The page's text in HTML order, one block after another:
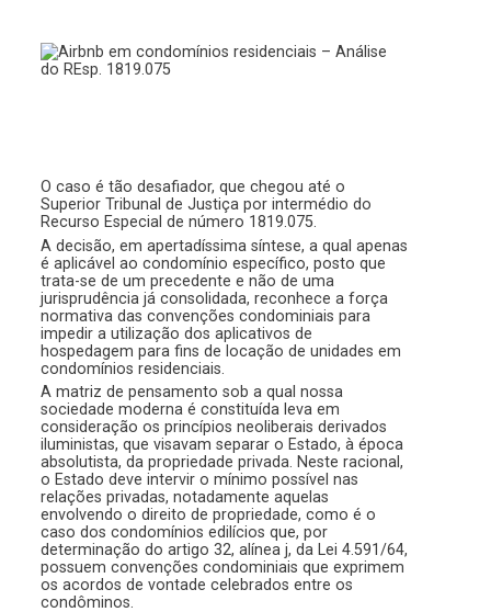
O caso é tão desafiador, que chegou até o
Superior Tribunal de Justiça por intermédio do
Recurso Especial de número 1819.075.
A decisão, em apertadíssima síntese, a qual apenas
é aplicável ao condomínio específico, posto que
trata-se de um precedente e não de uma
jurisprudência já consolidada, reconhece a força
normativa das convenções condominiais para
impedir a utilização dos aplicativos de
hospedagem para fins de locação de unidades em
condomínios residenciais.
A matriz de pensamento sob a qual nossa
sociedade moderna é constituída leva em
consideração os princípios neoliberais derivados
iluministas, que visavam separar o Estado, à época
absolutista, da propriedade privada. Neste racional,
o Estado deve intervir o mínimo possível nas
relações privadas, notadamente aquelas
envolvendo o direito de propriedade, como é o
caso dos condomínios edilícios que, por
determinação do artigo 32, alínea j, da Lei 4.591/64,
possuem convenções condominiais que exprimem
os acordos de vontade celebrados entre os
condôminos.